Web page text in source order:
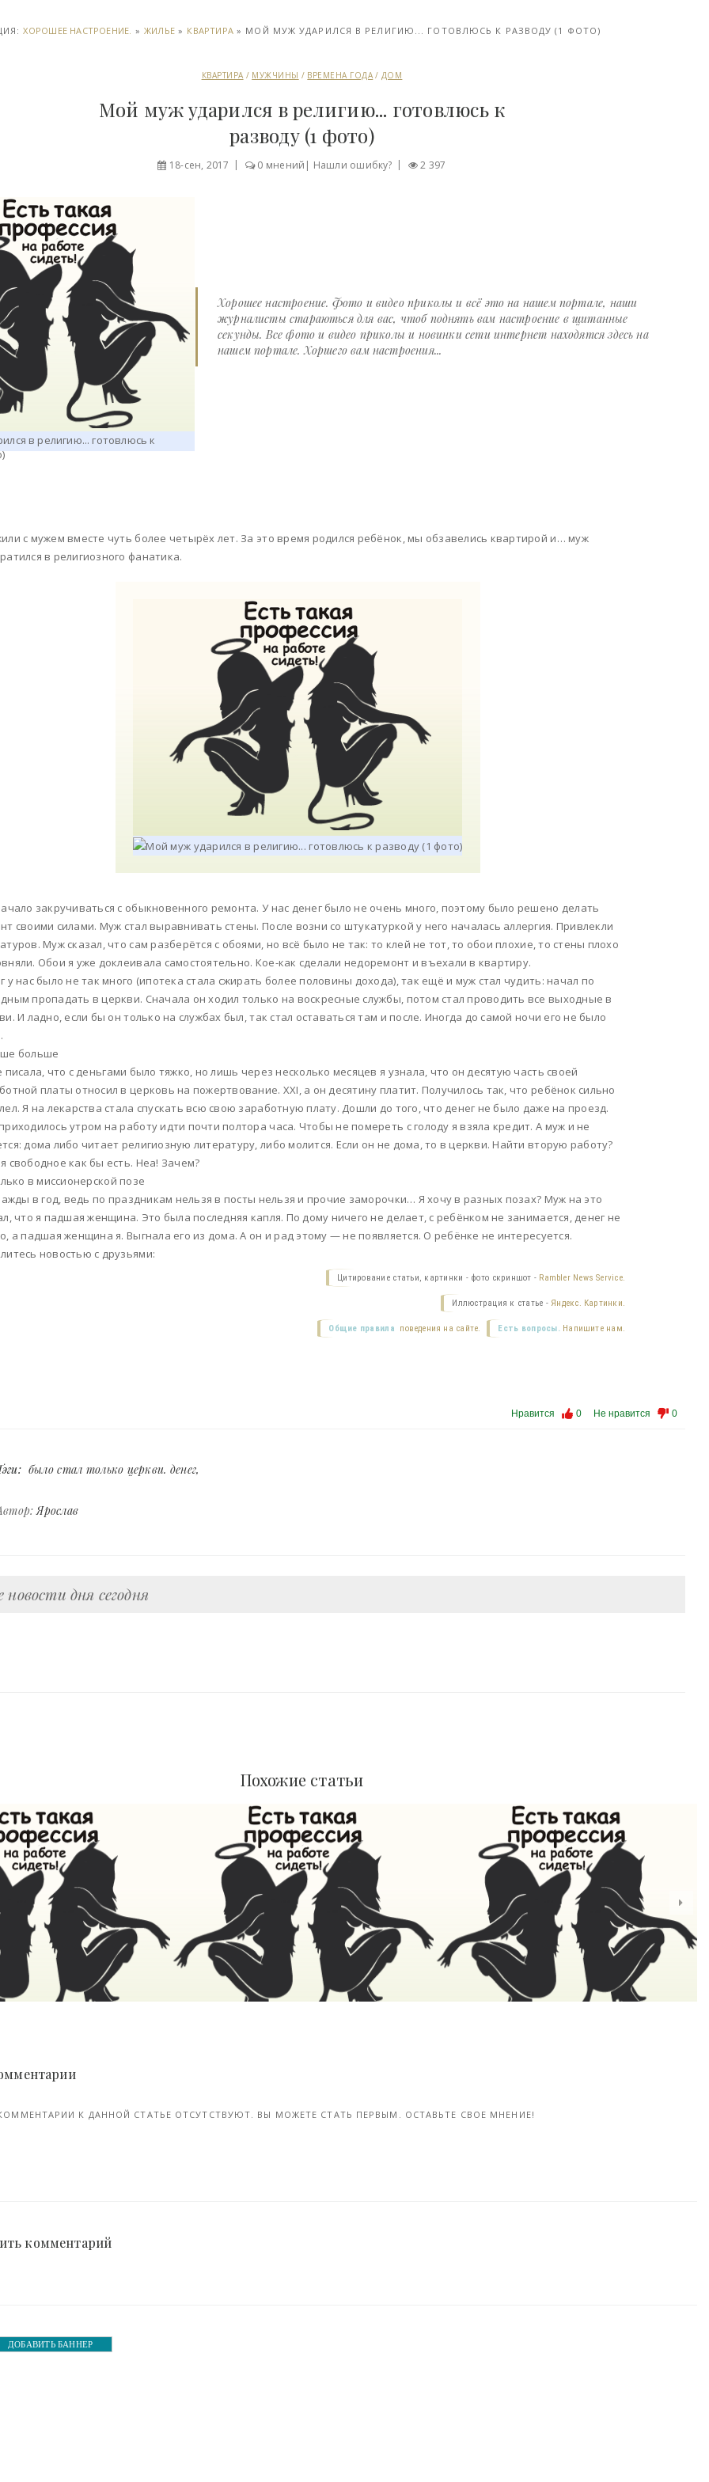
ХОРОШЕЕ НАСТРОЕНИЕ. » ЖИЛЬЕ » КВАРТИРА » МОЙ МУЖ УДАРИЛСЯ В РЕЛИГИЮ... ГОТОВЛЮСЬ К РАЗВОДУ (1 ФОТО)
КВАРТИРА / МУЖЧИНЫ / ВРЕМЕНА ГОДА / ДОМ
Мой муж ударился в религию... готовлюсь к
разводу (1 фото)
18-сен, 2017 0 мнений | Нашли ошибку? 2 397
Хорошее настроение. Фото и видео приколы и всё это на нашем портале, наши
журналисты стараються для вас, чтоб поднять вам настроение в щитанные
секунды. Все фото и видео приколы и новинки сети интернет находятся здесь на
нашем портале. Хоршего вам настроения...
с мужем вместе чуть более четырёх лет. За это время родился ребёнок, мы обзавелись квартирой и… муж
в религиозного фанатика.
закручиваться с обыкновенного ремонта. У нас денег было не очень много, поэтому было решено делать
своими силами. Муж стал выравнивать стены. После возни со штукатуркой у него началась аллергия. Привлекли
Муж сказал, что сам разберётся с обоями, но всё было не так: то клей не тот, то обои плохие, то стены плохо
Обои я уже доклеивала самостоятельно. Кое-как сделали недоремонт и въехали в квартиру.
у нас было не так много (ипотека стала сжирать более половины дохода), так ещё и муж стал чудить: начал по
пропадать в церкви. Сначала он ходил только на воскресные службы, потом стал проводить все выходные в
И ладно, если бы он только на службах был, так стал оставаться там и после. Иногда до самой ночи его не было
больше
писала, что с деньгами было тяжко, но лишь через несколько месяцев я узнала, что он десятую часть своей
платы относил в церковь на пожертвование. XXI, а он десятину платит. Получилось так, что ребёнок сильно
Я на лекарства стала спускать всю свою заработную плату. Дошли до того, что денег не было даже на проезд.
утром на работу идти почти полтора часа. Чтобы не помереть с голоду я взяла кредит. А муж и не
дома либо читает религиозную литературу, либо молится. Если он не дома, то в церкви. Найти вторую работу?
свободное как бы есть. Неа! Зачем?
в миссионерской позе
в год, ведь по праздникам нельзя в посты нельзя и прочие заморочки… Я хочу в разных позах? Муж на это
что я падшая женщина. Это была последняя капля. По дому ничего не делает, с ребёнком не занимается, денег не
а падшая женщина я. Выгнала его из дома. А он и рад этому — не появляется. О ребёнке не интересуется.
новостью с друзьями:
Цитирование статьи, картинки - фото скриншот - Rambler News Service.
Иллюстрация к статье - Яндекс. Картинки.
Есть вопросы. Напишите нам.
Общие правила поведения на сайте.
Нравится 0 Не нравится 0
было стал только церкви. денег
Ярослав
дня сегодня
Похожие статьи
К ДАННОЙ СТАТЬЕ ОТСУТСТВУЮТ. ВЫ МОЖЕТЕ СТАТЬ ПЕРВЫМ. ОСТАВЬТЕ СВОЕ МНЕНИЕ!
комментарий
ДОБАВИТЬ БАННЕР